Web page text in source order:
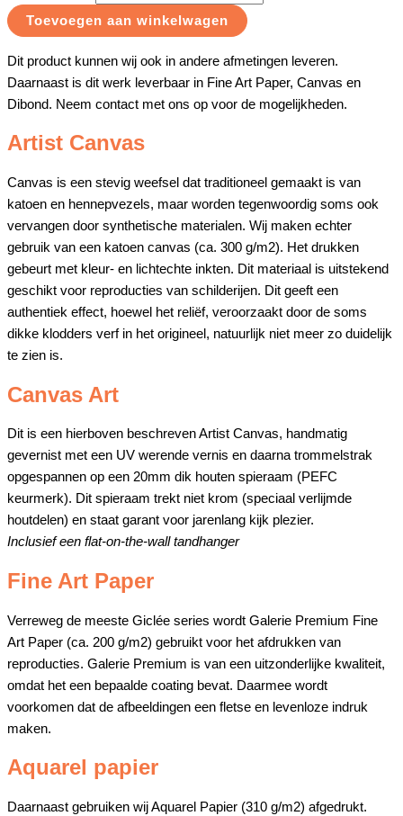
Toevoegen aan winkelwagen
Dit product kunnen wij ook in andere afmetingen leveren.
Daarnaast is dit werk leverbaar in Fine Art Paper, Canvas en
Dibond. Neem contact met ons op voor de mogelijkheden.
Artist Canvas
Canvas is een stevig weefsel dat traditioneel gemaakt is van
katoen en hennepvezels, maar worden tegenwoordig soms ook
vervangen door synthetische materialen. Wij maken echter
gebruik van een katoen canvas (ca. 300 g/m2). Het drukken
gebeurt met kleur- en lichtechte inkten. Dit materiaal is uitstekend
geschikt voor reproducties van schilderijen. Dit geeft een
authentiek effect, hoewel het reliëf, veroorzaakt door de soms
dikke klodders verf in het origineel, natuurlijk niet meer zo duidelijk
te zien is.
Canvas Art
Dit is een hierboven beschreven Artist Canvas, handmatig
gevernist met een UV werende vernis en daarna trommelstrak
opgespannen op een 20mm dik houten spieraam (PEFC
keurmerk). Dit spieraam trekt niet krom (speciaal verlijmde
houtdelen) en staat garant voor jarenlang kijk plezier.
Inclusief een flat-on-the-wall tandhanger
Fine Art Paper
Verreweg de meeste Giclée series wordt Galerie Premium Fine
Art Paper (ca. 200 g/m2) gebruikt voor het afdrukken van
reproducties. Galerie Premium is van een uitzonderlijke kwaliteit,
omdat het een bepaalde coating bevat. Daarmee wordt
voorkomen dat de afbeeldingen een fletse en levenloze indruk
maken.
Aquarel papier
Daarnaast gebruiken wij Aquarel Papier (310 g/m2) afgedrukt.